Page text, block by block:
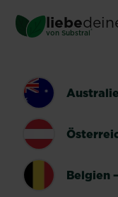
main
liebe
von Substral ®
Belgien